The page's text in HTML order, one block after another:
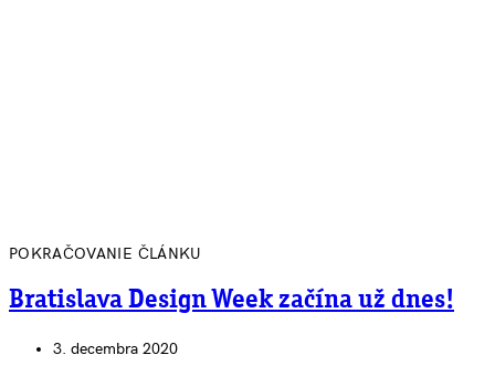
POKRAČOVANIE ČLÁNKU
Bratislava Design Week začína už dnes!
3. decembra 2020